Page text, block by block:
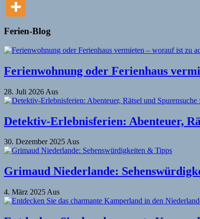
Ferien-Blog
Ferienwohnung oder Ferienhaus
28. Juli 2026 Aus
Detektiv-Erlebnisferien: Abenteuer,
30. Dezember 2025Aus
Grimaud Niederlande:
4. März 2025 Aus